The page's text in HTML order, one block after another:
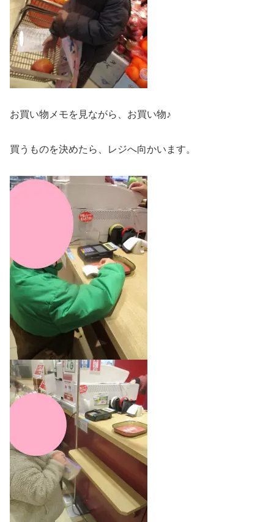
お買い物メモを見ながら、お買い物♪
買うものを決めたら、レジへ向かいます。